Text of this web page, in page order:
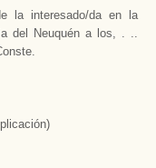
la interesado/da en la
del Neuquén a los, . ..